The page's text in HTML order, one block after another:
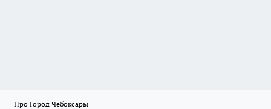
Про Город Чебоксары